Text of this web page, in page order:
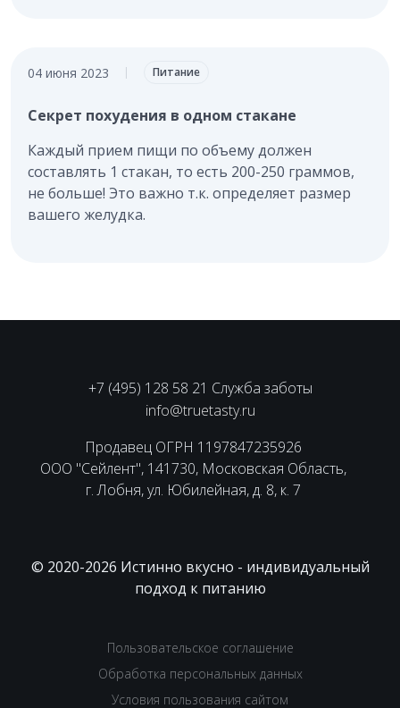
04 июня 2023 | Питание
Секрет похудения в одном стакане
Каждый прием пищи по объему должен
составлять 1 стакан, то есть 200-250 граммов,
не больше! Это важно т.к. определяет размер
вашего желудка.
+7 (495) 128 58 21 Служба заботы
info@truetasty.ru
Продавец ОГРН 1197847235926
ООО "Сейлент", 141730, Московская Область,
г. Лобня, ул. Юбилейная, д. 8, к. 7
© 2020-2026 Истинно вкусно - индивидуальный
подход к питанию
Пользовательское соглашение
Обработка персональных данных
Условия пользования сайтом